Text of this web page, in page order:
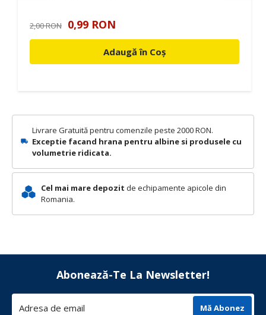
Livrare Gratuită pentru comenzile peste 2000 RON.
Exceptie facand hrana pentru albine si produsele cu
volumetrie ridicata.
Cel mai mare depozit de echipamente apicole din
Romania.
2,00 RON 0,99 RON
Adaugă în Coș
Abonează-Te La Newsletter!
Mă Abonez